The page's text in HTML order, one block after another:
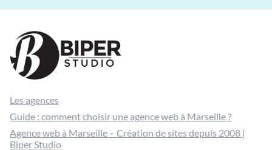
Les agences
Guide : comment choisir une agence web à Marseille ?
Agence web à Marseille – Création de sites depuis 2008 |
Biper Studio